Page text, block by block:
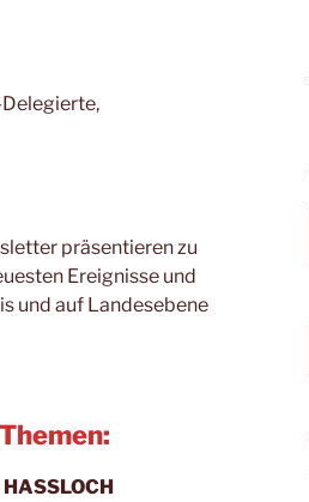
präsentieren zu
Ereignisse und
und auf Landesebene